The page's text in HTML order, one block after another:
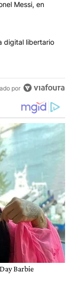
Messi, el
Messi, en
alarmas en el
digital libertario
por